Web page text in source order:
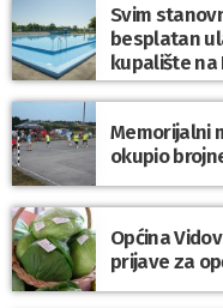
Svim
besplatan
kupalište na
Memorijalni
okupio
Općina
prijave za